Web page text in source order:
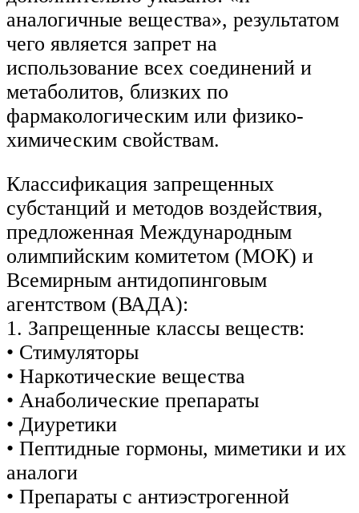
аналогичные вещества», результатом
чего является запрет на
использование всех соединений и
метаболитов, близких по
фармакологическим или физико-
химическим свойствам.
Классификация запрещенных
субстанций и методов воздействия,
предложенная Международным
олимпийским комитетом (МОК) и
Всемирным антидопинговым
агентством (ВАДА):
1. Запрещенные классы веществ:
• Стимуляторы
• Наркотические вещества
• Анаболические препараты
• Диуретики
• Пептидные гормоны, миметики и их
аналоги
• Препараты с антиэстрогенной